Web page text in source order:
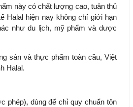
này có chất lượng cao, tuân thủ
Halal hiện nay không chỉ giới hạn
như du lịch, mỹ phẩm và dược
sản và thực phẩm toàn cầu, Việt
Halal.
phép), dùng để chỉ quy chuẩn tôn
sách tài khóa không chỉ mang ý